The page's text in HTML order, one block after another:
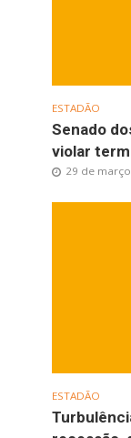
ESTADÃO
Senado
violar
29 de
ESTADÃO